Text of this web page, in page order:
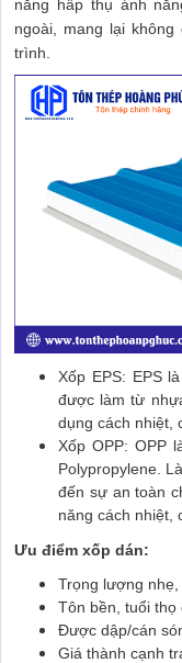
năng hấp thụ ánh
ngoài, mang lại
trình.
Xốp EPS: EPS
được làm từ
dụng cách nhiệt,
Xốp OPP: OPP
Polypropylene.
đến sự an toàn
năng cách nhiệt,
Ưu điểm xốp dán:
Trọng lượng
Tôn bền, tuổi thọ
Được dập/cán
Giá thành cạnh